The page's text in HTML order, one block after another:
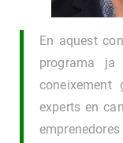
En aquest
programa
experts en